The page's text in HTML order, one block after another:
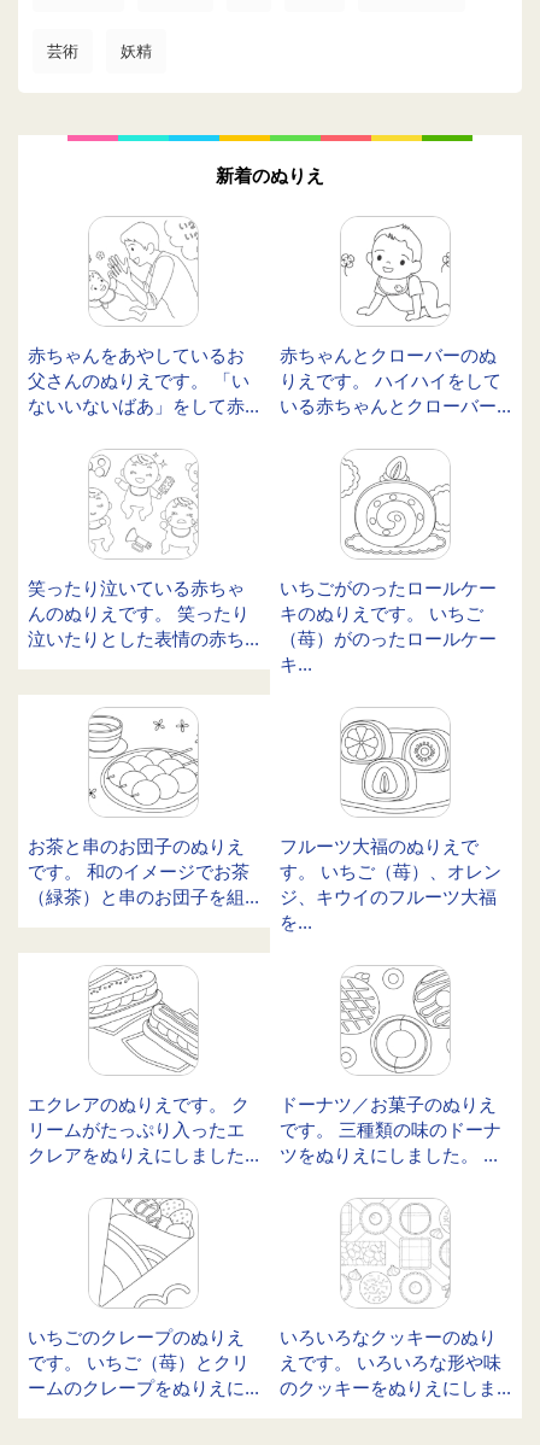
芸術 妖精
新着のぬりえ
赤ちゃんをあやしているお
父さんのぬりえです。 「い
ないいないばあ」をして赤...
赤ちゃんとクローバーのぬ
りえです。 ハイハイをして
いる赤ちゃんとクローバー...
笑ったり泣いている赤ちゃ
んのぬりえです。 笑ったり
泣いたりとした表情の赤ち...
いちごがのったロールケー
キのぬりえです。 いちご
（苺）がのったロールケー
キ...
お茶と串のお団子のぬりえ
です。 和のイメージでお茶
（緑茶）と串のお団子を組...
フルーツ大福のぬりえで
す。 いちご（苺）、オレン
ジ、キウイのフルーツ大福
を...
エクレアのぬりえです。 ク
リームがたっぷり入ったエ
クレアをぬりえにしました...
ドーナツ／お菓子のぬりえ
です。 三種類の味のドーナ
ツをぬりえにしました。 ...
いちごのクレープのぬりえ
です。 いちご（苺）とクリ
ームのクレープをぬりえに...
いろいろなクッキーのぬり
えです。 いろいろな形や味
のクッキーをぬりえにしま...